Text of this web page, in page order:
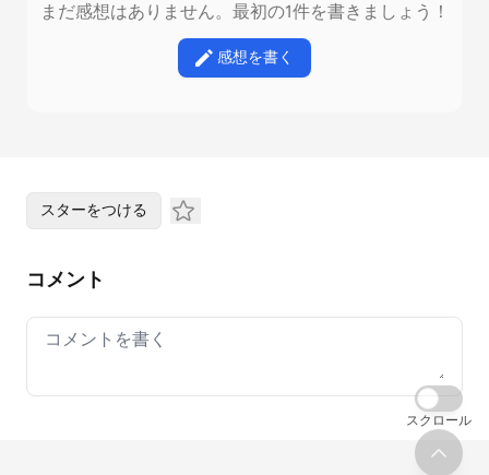
まだ感想はありません。最初の1件を書きましょう！
感想を書く
スターをつける
コメント
Your comment
スクロール